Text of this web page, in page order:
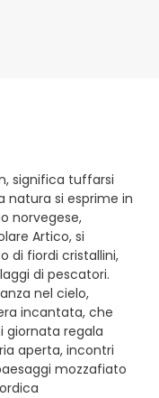
significa tuffarsi
natura si esprime in
norvegese,
Artico, si
di fiordi cristallini,
di pescatori.
nel cielo,
incantata, che
giornata regala
aperta, incontri
mozzafiato